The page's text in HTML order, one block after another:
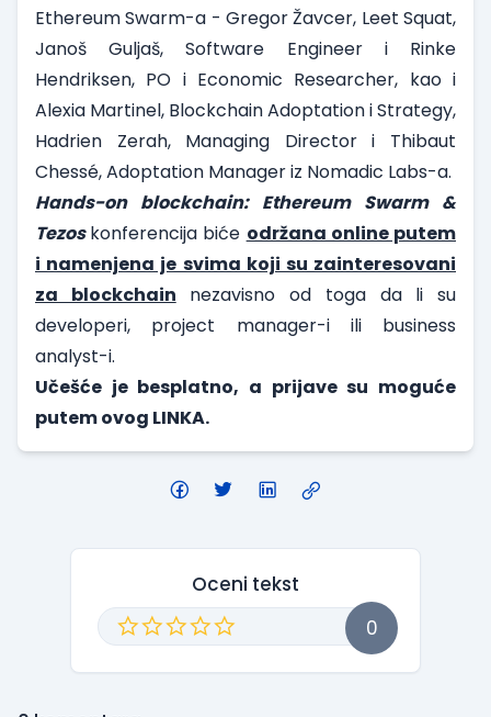
Ethereum Swarm-a - Gregor Žavcer, Leet Squat,
Janoš Guljaš, Software Engineer i Rinke
Hendriksen, PO i Economic Researcher, kao i
Alexia Martinel, Blockchain Adoptation i Strategy,
Hadrien Zerah, Managing Director i Thibaut
Chessé, Adoptation Manager iz Nomadic Labs-a.
Hands-on blockchain: Ethereum Swarm &
Tezoskonferencija biće održana online putem
i namenjena je svima koji su zainteresovani
za blockchain nezavisno od toga da li su
developeri, project manager-i ili business
analyst-i.
Učešće je besplatno, a prijave su moguće
putem ovog LINKA.
Oceni tekst
0